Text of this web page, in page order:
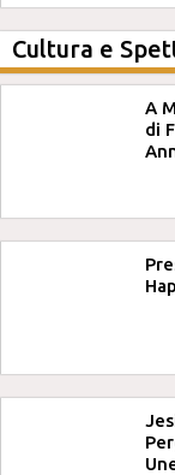
Cultura e
A
di